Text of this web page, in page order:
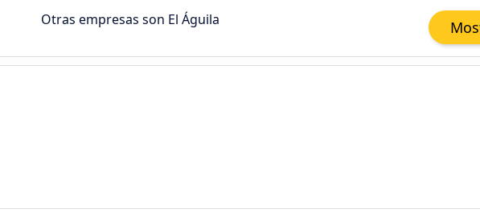
Otras empresas son El Águila